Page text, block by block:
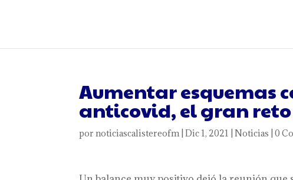
Aumentar esquemas
anticovid, el gran
pornoticiascalistereofm|Dic 1, 2021 |Noticias |0